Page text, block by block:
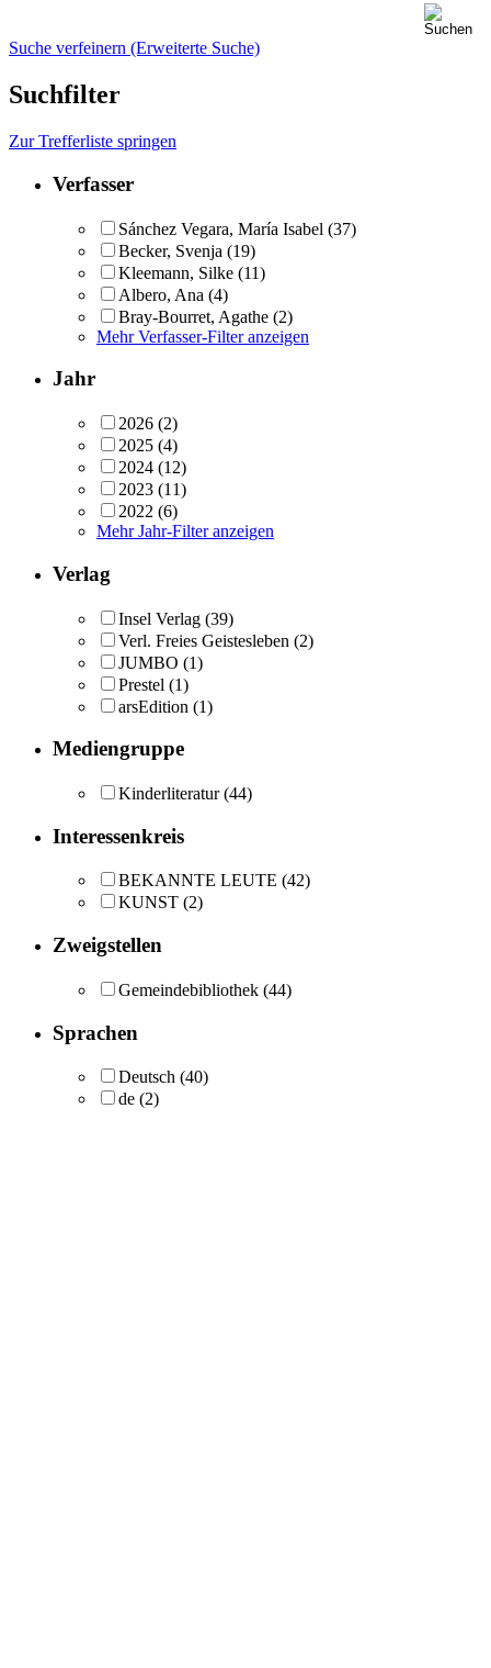
Suche verfeinern (Erweiterte Suche)
Suchfilter
Zur Trefferliste springen
Verfasser
Sánchez Vegara, María Isabel (37)
Becker, Svenja (19)
Kleemann, Silke (11)
Albero, Ana (4)
Bray-Bourret, Agathe (2)
Mehr Verfasser-Filter anzeigen
Jahr
2026 (2)
2025 (4)
2024 (12)
2023 (11)
2022 (6)
Mehr Jahr-Filter anzeigen
Verlag
Insel Verlag (39)
Verl. Freies Geistesleben (2)
JUMBO (1)
Prestel (1)
arsEdition (1)
Mediengruppe
Kinderliteratur (44)
Interessenkreis
BEKANNTE LEUTE (42)
KUNST (2)
Zweigstellen
Gemeindebibliothek (44)
Sprachen
Deutsch (40)
de (2)